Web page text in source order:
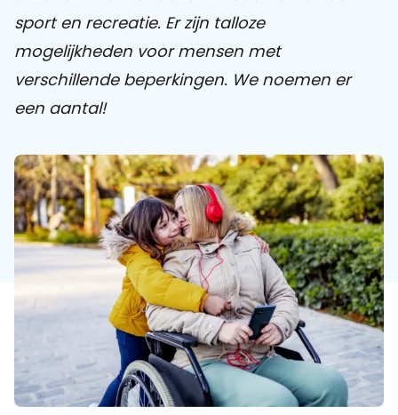
sport en recreatie. Er zijn talloze
mogelijkheden voor mensen met
verschillende beperkingen. We noemen er
een aantal!